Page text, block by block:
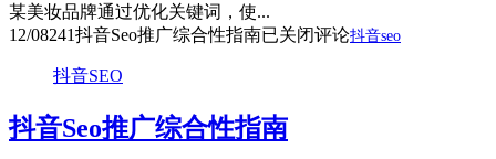
某美妆品牌通过优化关键词，使...
12/08241抖音Seo推广综合性指南已关闭评论抖音seo
抖音SEO
抖音Seo推广综合性指南